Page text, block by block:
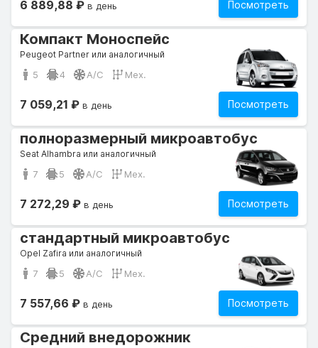
Посмотреть
6 889,88 ₽ в день
Компакт Моноспейс
Peugeot Partner или аналогичный
5 4 A/C Мех.
Посмотреть
7 059,21 ₽ в день
полноразмерный микроавтобус
Seat Alhambra или аналогичный
7 5 A/C Мех.
Посмотреть
7 272,29 ₽ в день
стандартный микроавтобус
Opel Zafira или аналогичный
7 5 A/C Мех.
Посмотреть
7 557,66 ₽ в день
Средний внедорожник